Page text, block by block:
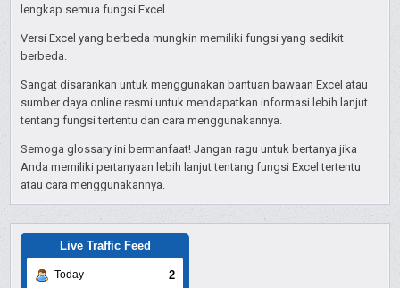
lengkap semua fungsi Excel.
Versi Excel yang berbeda mungkin memiliki fungsi yang sedikit
berbeda.
Sangat disarankan untuk menggunakan bantuan bawaan Excel atau
sumber daya online resmi untuk mendapatkan informasi lebih lanjut
tentang fungsi tertentu dan cara menggunakannya.
Semoga glossary ini bermanfaat! Jangan ragu untuk bertanya jika
Anda memiliki pertanyaan lebih lanjut tentang fungsi Excel tertentu
atau cara menggunakannya.
Live Traffic Feed
Today 2